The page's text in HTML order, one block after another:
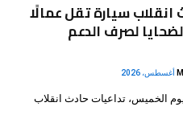
انقلاب سيارة تقل عمالًا
لصرف الدعم
الخميس، تداعيات حادث انقلاب